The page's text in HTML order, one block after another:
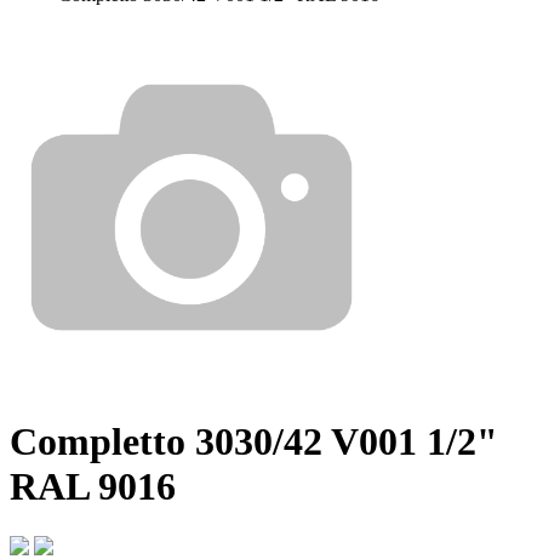
Completto 3030/42 V001 1/2"
RAL 9016